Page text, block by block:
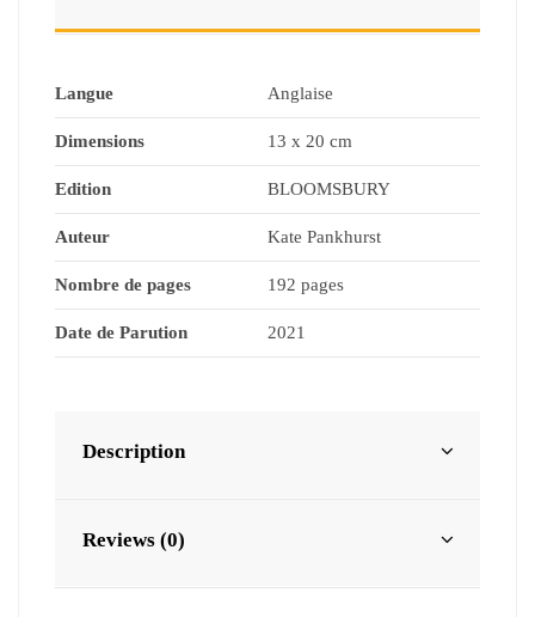
Langue Anglaise
Dimensions 13 x 20 cm
Edition BLOOMSBURY
Auteur Kate Pankhurst
Nombre de pages 192 pages
Date de Parution 2021
Description
Reviews (0)